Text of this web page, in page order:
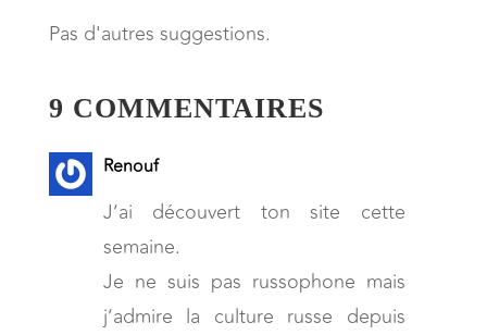
Pas d'autres suggestions.
9 COMMENTAIRES
Renouf
J’ai découvert ton site cette
semaine.
Je ne suis pas russophone mais
j’admire la culture russe depuis